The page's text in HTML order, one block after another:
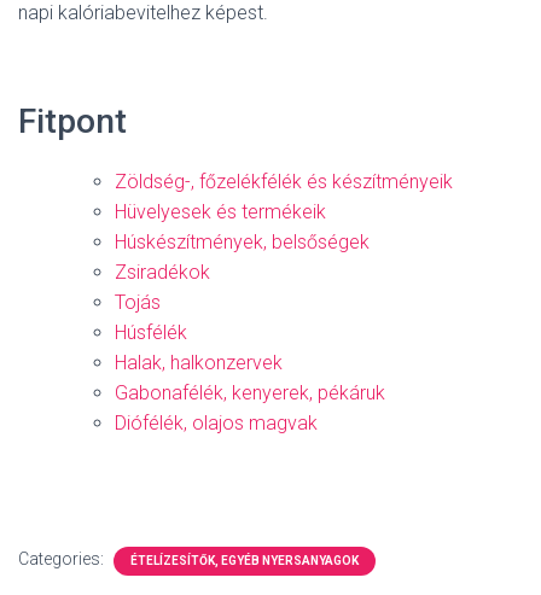
napi kalóriabevitelhez képest.
Fitpont
Zöldség-, főzelékfélék és készítményeik
Hüvelyesek és termékeik
Húskészítmények, belsőségek
Zsiradékok
Tojás
Húsfélék
Halak, halkonzervek
Gabonafélék, kenyerek, pékáruk
Diófélék, olajos magvak
Categories: ÉTELÍZESÍTŐK, EGYÉB NYERSANYAGOK